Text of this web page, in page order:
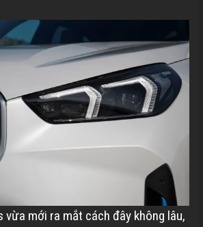
mới ra mắt cách đây không lâu,